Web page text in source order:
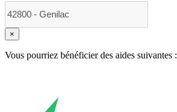
×
Vous pourriez bénéficier des aides suivantes :